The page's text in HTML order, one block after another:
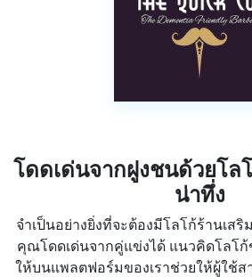
โดดเด่นจากฝูงชนด้วยโ
น่าทึ่ง
จำเป็นอย่างยิ่งที่จะต้องมีโลโก้ร้านเส
คุณโดดเด่นจากคู่แข่งได้ แนวคิดโลโ
ให้บนแพลตฟอร์มของเราช่วยให้ผู้ใช้